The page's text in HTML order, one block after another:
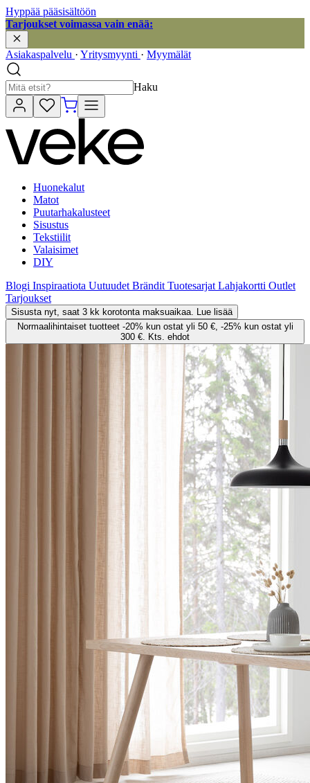
Hyppää pääsisältöön
Tarjoukset voimassa vain enää:
Asiakaspalvelu · Yritysmyynti · Myymälät
Haku
Huonekalut
Matot
Puutarhakalusteet
Sisustus
Tekstiilit
Valaisimet
DIY
Blogi Inspiraatiota Uutuudet Brändit Tuotesarjat Lahjakortti Outlet
Tarjoukset
Sisusta nyt, saat 3 kk korotonta maksuaikaa. Lue lisää
Normaalihintaiset tuotteet -20% kun ostat yli 50 €, -25% kun ostat yli
300 €. Kts. ehdot